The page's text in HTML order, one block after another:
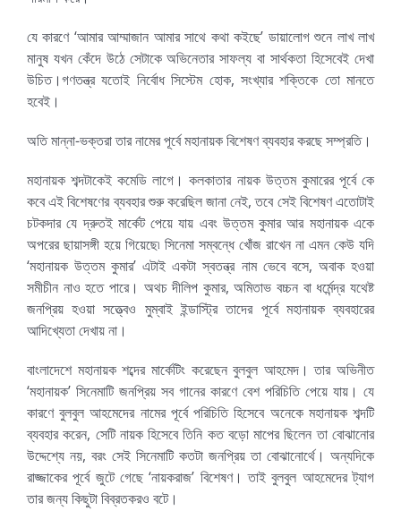
যে কারণে ‘আমার আম্মাজান আমার সাথে কথা কইছে’ ডায়ালোগ শুনে লাখ লাখ
মানুষ যখন কেঁদে উঠে সেটাকে অভিনেতার সাফল্য বা সার্থকতা হিসেবেই দেখা
উচিত।গণতন্ত্র যতোই নির্বোধ সিস্টেম হোক, সংখ্যার শক্তিকে তো মানতে
হবেই।
অতি মান্না-ভক্তরা তার নামের পূর্বে মহানায়ক বিশেষণ ব্যবহার করছে সম্প্রতি।
মহানায়ক শব্দটাকেই কমেডি লাগে। কলকাতার নায়ক উত্তম কুমারের পূর্বে কে
কবে এই বিশেষণের ব্যবহার শুরু করেছিল জানা নেই, তবে সেই বিশেষণ এতোটাই
চটকদার যে দ্রুতই মার্কেট পেয়ে যায় এবং উত্তম কুমার আর মহানায়ক একে
অপরের ছায়াসঙ্গী হয়ে গিয়েছে৷ সিনেমা সম্বন্ধে খোঁজ রাখেন না এমন কেউ যদি
‘মহানায়ক উত্তম কুমার’ এটাই একটা স্বতন্ত্র নাম ভেবে বসে, অবাক হওয়া
সমীচীন নাও হতে পারে। অথচ দীলিপ কুমার, অমিতাভ বচ্চন বা ধর্মেন্দ্র যথেষ্ট
জনপ্রিয় হওয়া সত্ত্বেও মুম্বাই ইন্ডাস্ট্রি তাদের পূর্বে মহানায়ক ব্যবহারের
আদিখ্যেতা দেখায় না।
বাংলাদেশে মহানায়ক শব্দের মার্কেটিং করেছেন বুলবুল আহমেদ। তার অভিনীত
‘মহানায়ক’ সিনেমাটি জনপ্রিয় সব গানের কারণে বেশ পরিচিতি পেয়ে যায়। যে
কারণে বুলবুল আহমেদের নামের পূর্বে পরিচিতি হিসেবে অনেকে মহানায়ক শব্দটি
ব্যবহার করেন, সেটি নায়ক হিসেবে তিনি কত বড়ো মাপের ছিলেন তা বোঝানোর
উদ্দেশ্যে নয়, বরং সেই সিনেমাটি কতটা জনপ্রিয় তা বোঝানোর্থে। অন্যদিকে
রাজ্জাকের পূর্বে জুটে গেছে ‘নায়করাজ’ বিশেষণ। তাই বুলবুল আহমেদের ট্যাগ
তার জন্য কিছুটা বিব্রতকরও বটে।